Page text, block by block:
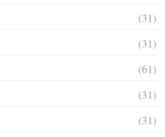
(31)
(31)
(61)
(31)
(31)